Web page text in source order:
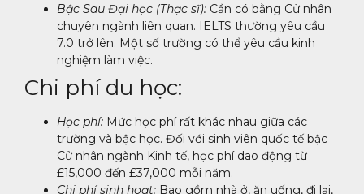
Bậc Sau Đại học (Thạc sĩ): Cần có bằng Cử nhân
chuyên ngành liên quan. IELTS thường yêu cầu
7.0 trở lên. Một số trường có thể yêu cầu kinh
nghiệm làm việc.
Chi phí du học:
Học phí: Mức học phí rất khác nhau giữa các
trường và bậc học. Đối với sinh viên quốc tế bậc
Cử nhân ngành Kinh tế, học phí dao động từ
£15,000 đến £37,000 mỗi năm.
Chi phí sinh hoạt: Bao gồm nhà ở, ăn uống, đi lại,